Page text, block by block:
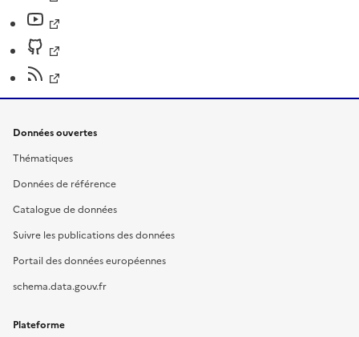
Données ouvertes
Thématiques
Données de référence
Catalogue de données
Suivre les publications des données
Portail des données européennes
schema.data.gouv.fr
Plateforme